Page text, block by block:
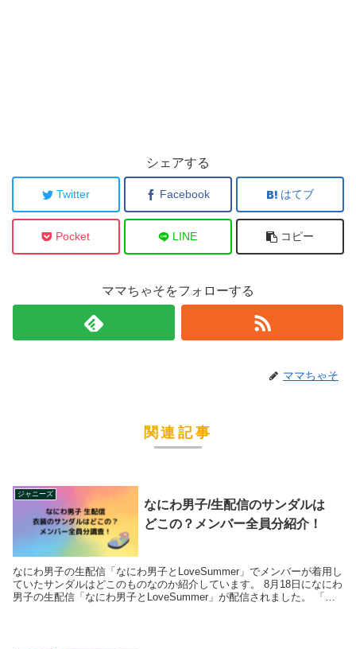
シェアする
Twitter Facebook はてブ
Pocket LINE コピー
ママちゃそをフォローする
ママちゃそ
関連記事
ジャニーズ
なにわ男子/生配信のサンダルは
どこの？メンバー全員分紹介！
なにわ男子の生配信「なにわ男子とLoveSummer」でメンバーが着用し
ていたサンダルはどこのものなのか紹介しています。 8月18日になにわ
男子の生配信「なにわ男子とLoveSummer」が配信されました。 「な